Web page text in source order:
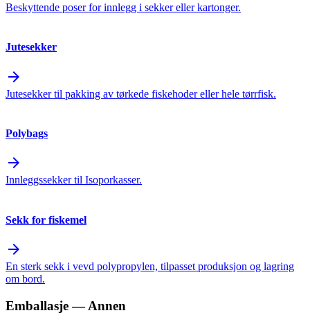
Beskyttende poser for innlegg i sekker eller kartonger.
Jutesekker
arrow_forward
Jutesekker til pakking av tørkede fiskehoder eller hele tørrfisk.
Polybags
arrow_forward
Innleggssekker til Isoporkasser.
Sekk for fiskemel
arrow_forward
En sterk sekk i vevd polypropylen, tilpasset produksjon og lagring
om bord.
Emballasje— Annen